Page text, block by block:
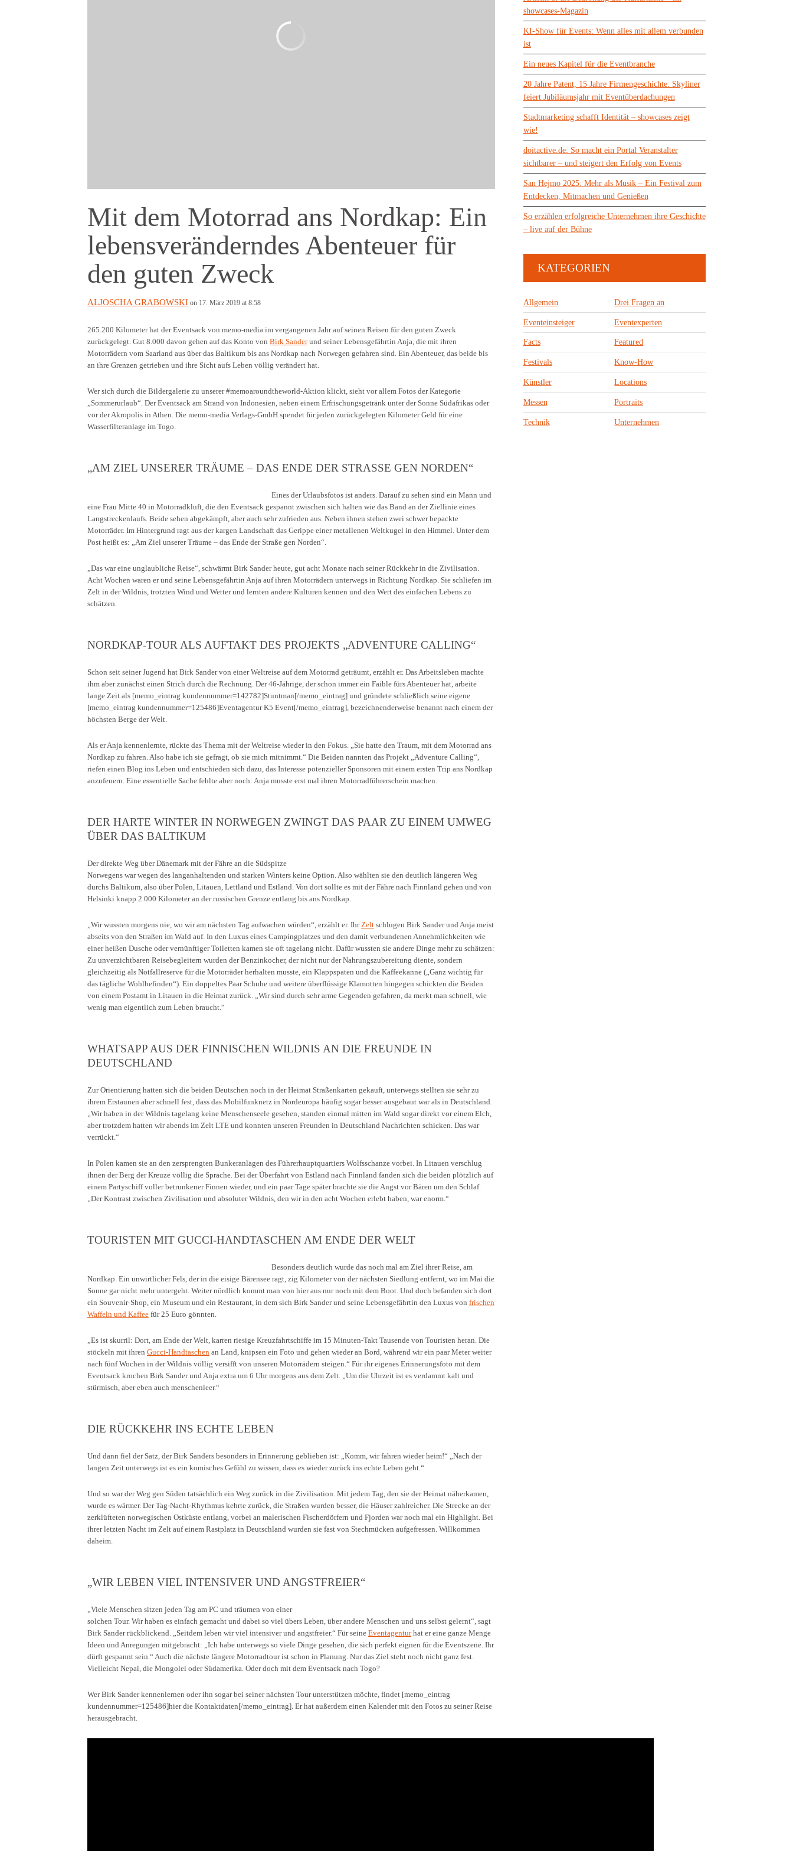
Mit dem Motorrad ans Nordkap: Ein
lebensveränderndes Abenteuer für
den guten Zweck
ALJOSCHA GRABOWSKI on 17. März 2019 at 8:58
265.200 Kilometer hat der Eventsack von memo-media im vergangenen Jahr auf seinen Reisen für den guten Zweck
zurückgelegt. Gut 8.000 davon gehen auf das Konto von Birk Sanderund seiner Lebensgefährtin Anja, die mit ihren
Motorrädern vom Saarland aus über das Baltikum bis ans Nordkap nach Norwegen gefahren sind. Ein Abenteuer, das beide bis
an ihre Grenzen getrieben und ihre Sicht aufs Leben völlig verändert hat.
Wer sich durch die Bildergalerie zu unserer #memoaroundtheworld-Aktion klickt, sieht vor allem Fotos der Kategorie
„Sommerurlaub“. Der Eventsack am Strand von Indonesien, neben einem Erfrischungsgetränk unter der Sonne Südafrikas oder
vor der Akropolis in Athen. Die memo-media Verlags-GmbH spendet für jeden zurückgelegten Kilometer Geld für eine
Wasserfilteranlage im Togo.
„AM ZIEL UNSERER TRÄUME – DAS ENDE DER STRASSE GEN NORDEN“
Eines der Urlaubsfotos ist anders. Darauf zu sehen sind ein Mann und
eine Frau Mitte 40 in Motorradkluft, die den Eventsack gespannt zwischen sich halten wie das Band an der Ziellinie eines
Langstreckenlaufs. Beide sehen abgekämpft, aber auch sehr zufrieden aus. Neben ihnen stehen zwei schwer bepackte
Motorräder. Im Hintergrund ragt aus der kargen Landschaft das Gerippe einer metallenen Weltkugel in den Himmel. Unter dem
Post heißt es: „Am Ziel unserer Träume – das Ende der Straße gen Norden“.
„Das war eine unglaubliche Reise“, schwärmt Birk Sander heute, gut acht Monate nach seiner Rückkehr in die Zivilisation.
Acht Wochen waren er und seine Lebensgefährtin Anja auf ihren Motorrädern unterwegs in Richtung Nordkap. Sie schliefen im
Zelt in der Wildnis, trotzten Wind und Wetter und lernten andere Kulturen kennen und den Wert des einfachen Lebens zu
schätzen.
NORDKAP-TOUR ALS AUFTAKT DES PROJEKTS „ADVENTURE CALLING“
Schon seit seiner Jugend hat Birk Sander von einer Weltreise auf dem Motorrad geträumt, erzählt er. Das Arbeitsleben machte
ihm aber zunächst einen Strich durch die Rechnung. Der 46-Jährige, der schon immer ein Faible fürs Abenteuer hat, arbeite
lange Zeit als [memo_eintrag kundennummer=142782]Stuntman[/memo_eintrag] und gründete schließlich seine eigene
[memo_eintrag kundennummer=125486]Eventagentur K5 Event[/memo_eintrag], bezeichnenderweise benannt nach einem der
höchsten Berge der Welt.
Als er Anja kennenlernte, rückte das Thema mit der Weltreise wieder in den Fokus. „Sie hatte den Traum, mit dem Motorrad ans
Nordkap zu fahren. Also habe ich sie gefragt, ob sie mich mitnimmt.“ Die Beiden nannten das Projekt „Adventure Calling“,
riefen einen Blog ins Leben und entschieden sich dazu, das Interesse potenzieller Sponsoren mit einem ersten Trip ans Nordkap
anzufeuern. Eine essentielle Sache fehlte aber noch: Anja musste erst mal ihren Motorradführerschein machen.
DER HARTE WINTER IN NORWEGEN ZWINGT DAS PAAR ZU EINEM UMWEG
ÜBER DAS BALTIKUM
Der direkte Weg über Dänemark mit der Fähre an die Südspitze
Norwegens war wegen des langanhaltenden und starken Winters keine Option. Also wählten sie den deutlich längeren Weg
durchs Baltikum, also über Polen, Litauen, Lettland und Estland. Von dort sollte es mit der Fähre nach Finnland gehen und von
Helsinki knapp 2.000 Kilometer an der russischen Grenze entlang bis ans Nordkap.
„Wir wussten morgens nie, wo wir am nächsten Tag aufwachen würden“, erzählt er. IhrZelt schlugen Birk Sander und Anja meist
abseits von den Straßen im Wald auf. In den Luxus eines Campingplatzes und den damit verbundenen Annehmlichkeiten wie
einer heißen Dusche oder vernünftiger Toiletten kamen sie oft tagelang nicht. Dafür wussten sie andere Dinge mehr zu schätzen:
Zu unverzichtbaren Reisebegleitern wurden der Benzinkocher, der nicht nur der Nahrungszubereitung diente, sondern
gleichzeitig als Notfallreserve für die Motorräder herhalten musste, ein Klappspaten und die Kaffeekanne („Ganz wichtig für
das tägliche Wohlbefinden“). Ein doppeltes Paar Schuhe und weitere überflüssige Klamotten hingegen schickten die Beiden
von einem Postamt in Litauen in die Heimat zurück. „Wir sind durch sehr arme Gegenden gefahren, da merkt man schnell, wie
wenig man eigentlich zum Leben braucht.“
WHATSAPP AUS DER FINNISCHEN WILDNIS AN DIE FREUNDE IN
DEUTSCHLAND
Zur Orientierung hatten sich die beiden Deutschen noch in der Heimat Straßenkarten gekauft, unterwegs stellten sie sehr zu
ihrem Erstaunen aber schnell fest, dass das Mobilfunknetz in Nordeuropa häufig sogar besser ausgebaut war als in Deutschland.
„Wir haben in der Wildnis tagelang keine Menschenseele gesehen, standen einmal mitten im Wald sogar direkt vor einem Elch,
aber trotzdem hatten wir abends im Zelt LTE und konnten unseren Freunden in Deutschland Nachrichten schicken. Das war
verrückt.“
In Polen kamen sie an den zersprengten Bunkeranlagen des Führerhauptquartiers Wolfsschanze vorbei. In Litauen verschlug
ihnen der Berg der Kreuze völlig die Sprache. Bei der Überfahrt von Estland nach Finnland fanden sich die beiden plötzlich auf
einem Partyschiff voller betrunkener Finnen wieder, und ein paar Tage später brachte sie die Angst vor Bären um den Schlaf.
„Der Kontrast zwischen Zivilisation und absoluter Wildnis, den wir in den acht Wochen erlebt haben, war enorm.“
TOURISTEN MIT GUCCI-HANDTASCHEN AM ENDE DER WELT
Besonders deutlich wurde das noch mal am Ziel ihrer Reise, am
Nordkap. Ein unwirtlicher Fels, der in die eisige Bärensee ragt, zig Kilometer von der nächsten Siedlung entfernt, wo im Mai die
Sonne gar nicht mehr untergeht. Weiter nördlich kommt man von hier aus nur noch mit dem Boot. Und doch befanden sich dort
ein Souvenir-Shop, ein Museum und ein Restaurant, in dem sich Birk Sander und seine Lebensgefährtin den Luxus von frischen
Waffeln und Kaffee für 25 Euro gönnten.
„Es ist skurril: Dort, am Ende der Welt, karren riesige Kreuzfahrtschiffe im 15 Minuten-Takt Tausende von Touristen heran. Die
stöckeln mit ihren Gucci-Handtaschen an Land, knipsen ein Foto und gehen wieder an Bord, während wir ein paar Meter weiter
nach fünf Wochen in der Wildnis völlig versifft von unseren Motorrädern steigen.“ Für ihr eigenes Erinnerungsfoto mit dem
Eventsack krochen Birk Sander und Anja extra um 6 Uhr morgens aus dem Zelt. „Um die Uhrzeit ist es verdammt kalt und
stürmisch, aber eben auch menschenleer.“
DIE RÜCKKEHR INS ECHTE LEBEN
Und dann fiel der Satz, der Birk Sanders besonders in Erinnerung geblieben ist: „Komm, wir fahren wieder heim!“ „Nach der
langen Zeit unterwegs ist es ein komisches Gefühl zu wissen, dass es wieder zurück ins echte Leben geht.“
Und so war der Weg gen Süden tatsächlich ein Weg zurück in die Zivilisation. Mit jedem Tag, den sie der Heimat näherkamen,
wurde es wärmer. Der Tag-Nacht-Rhythmus kehrte zurück, die Straßen wurden besser, die Häuser zahlreicher. Die Strecke an der
zerklüfteten norwegischen Ostküste entlang, vorbei an malerischen Fischerdörfern und Fjorden war noch mal ein Highlight. Bei
ihrer letzten Nacht im Zelt auf einem Rastplatz in Deutschland wurden sie fast von Stechmücken aufgefressen. Willkommen
daheim.
„WIR LEBEN VIEL INTENSIVER UND ANGSTFREIER“
„Viele Menschen sitzen jeden Tag am PC und träumen von einer
solchen Tour. Wir haben es einfach gemacht und dabei so viel übers Leben, über andere Menschen und uns selbst gelernt“, sagt
Birk Sander rückblickend. „Seitdem leben wir viel intensiver und angstfreier.“ Für seine Eventagenturhat er eine ganze Menge
Ideen und Anregungen mitgebracht: „Ich habe unterwegs so viele Dinge gesehen, die sich perfekt eignen für die Eventszene. Ihr
dürft gespannt sein.“ Auch die nächste längere Motorradtour ist schon in Planung. Nur das Ziel steht noch nicht ganz fest.
Vielleicht Nepal, die Mongolei oder Südamerika. Oder doch mit dem Eventsack nach Togo?
Wer Birk Sander kennenlernen oder ihn sogar bei seiner nächsten Tour unterstützen möchte, findet [memo_eintrag
kundennummer=125486]hier die Kontaktdaten[/memo_eintrag]. Er hat außerdem einen Kalender mit den Fotos zu seiner Reise
herausgebracht.
showcases-Magazin
KI-Show für Events: Wenn alles mit allem verbunden
ist
Ein neues Kapitel für die Eventbranche
20 Jahre Patent, 15 Jahre Firmengeschichte: Skyliner
feiert Jubiläumsjahr mit Eventüberdachungen
Stadtmarketing schafft Identität – showcases zeigt
wie!
doitactive.de: So macht ein Portal Veranstalter
sichtbarer – und steigert den Erfolg von Events
San Hejmo 2025: Mehr als Musik – Ein Festival zum
Entdecken, Mitmachen und Genießen
So erzählen erfolgreiche Unternehmen ihre Geschichte
– live auf der Bühne
KATEGORIEN
Allgemein Drei Fragen an
Eventeinsteiger Eventexperten
Facts Featured
Festivals Know-How
Künstler Locations
Messen Portraits
Technik Unternehmen